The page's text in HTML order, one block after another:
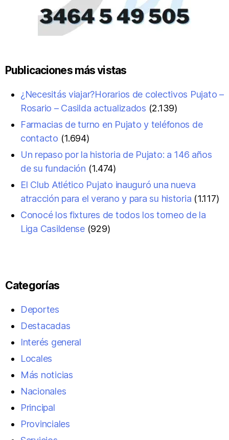
Publicaciones más vistas
¿Necesitás viajar?Horarios de colectivos Pujato –
Rosario – Casilda actualizados (2.139)
Farmacias de turno en Pujato y teléfonos de
contacto (1.694)
Un repaso por la historia de Pujato: a 146 años
de su fundación (1.474)
El Club Atlético Pujato inauguró una nueva
atracción para el verano y para su historia (1.117)
Conocé los fixtures de todos los torneo de la
Liga Casildense (929)
Categorías
Deportes
Destacadas
Interés general
Locales
Más noticias
Nacionales
Principal
Provinciales